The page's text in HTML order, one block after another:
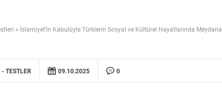
» İslamiyet’in Kabulüyle Türklerin Sosyal ve Kültürel Hayatlarında Meydana
TESTLER 09.10.2025 0